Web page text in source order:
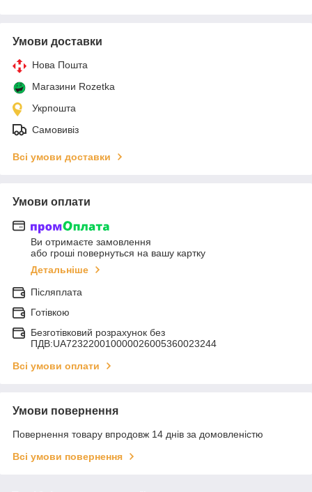
Умови доставки
Нова Пошта
Магазини Rozetka
Укрпошта
Самовивіз
Всі умови доставки
Умови оплати
Ви отримаєте замовлення
або гроші повернуться на вашу картку
Детальніше
Післяплата
Готівкою
Безготівковий розрахунок без
ПДВ:UA723220010000026005360023244
Всі умови оплати
Умови повернення
Повернення товару впродовж 14 днів за домовленістю
Всі умови повернення